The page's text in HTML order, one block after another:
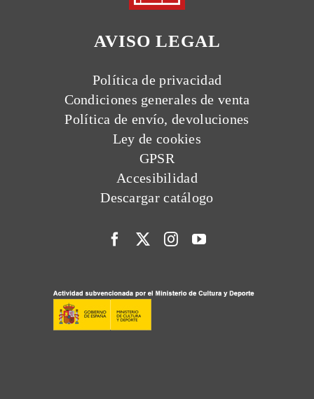
AVISO LEGAL
Política de privacidad
Condiciones generales de venta
Política de envío, devoluciones
Ley de cookies
GPSR
Accesibilidad
Descargar catálogo